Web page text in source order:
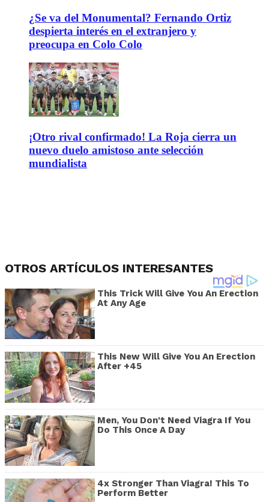
¿Se va del Monumental? Fernando Ortiz
despierta interés en el extranjero y
preocupa en Colo Colo
¡Otro rival confirmado! La Roja cierra un
nuevo duelo amistoso ante selección
mundialista
OTROS ARTÍCULOS INTERESANTES
This Trick Will Give You An Erection
At Any Age
This New Will Give You An Erection
After +45
Men, You Don't Need Viagra If You
Do This Once A Day
4x Stronger Than Viagra! This To
Perform Better